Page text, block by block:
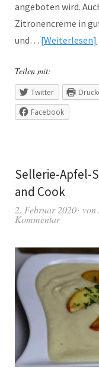
angeboten wird.
Zitronencreme in
und… Weiterlesen
Teilen mit:
Twitter
Facebook
Sellerie-Apfel-
and Cook
2. Februar 2020 von
Kommentar